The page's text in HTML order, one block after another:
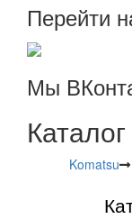
Перейти
Мы
Komatsu